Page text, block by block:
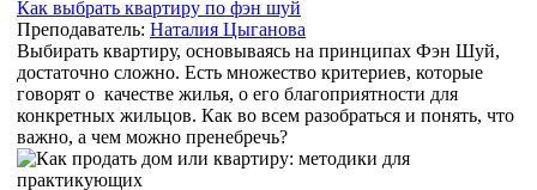
Как выбрать квартиру по фэн шуй
Преподаватель: Наталия Цыганова
Выбирать квартиру, основываясь на принципах Фэн Шуй,
достаточно сложно. Есть множество критериев, которые
говорят о качестве жилья, о его благоприятности для
конкретных жильцов. Как во всем разобраться и понять, что
важно, а чем можно пренебречь?